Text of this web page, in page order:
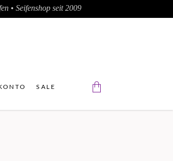
• Seifenshop seit 2009
SALE